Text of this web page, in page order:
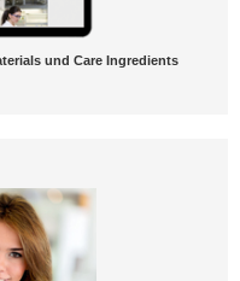
und Care Ingredients